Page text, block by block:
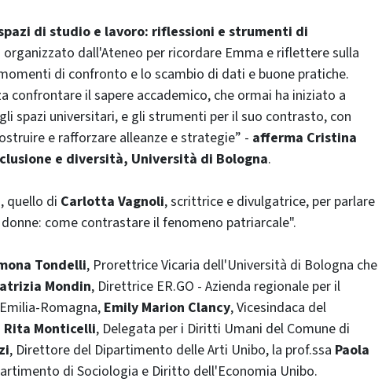
di studio e lavoro: riflessioni e strumenti di
dall'Ateneo per ricordare Emma e riflettere sulla
di confronto e lo scambio di dati e buone pratiche.
confrontare il sapere accademico, che ormai ha iniziato a
spazi universitari, e gli strumenti per il suo contrasto, con
e rafforzare alleanze e strategie” - afferma Cristina
e diversità, Università di Bologna.
quello di Carlotta Vagnoli, scrittrice e divulgatrice, per parlare
come contrastare il fenomeno patriarcale".
Tondelli, Prorettrice Vicaria dell'Università di Bologna che
Mondin, Direttrice ER.GO - Azienda regionale per il
Romagna, Emily Marion Clancy, Vicesindaca del
Rita Monticelli, Delegata per i Diritti Umani del Comune di
, Direttore del Dipartimento delle Arti Unibo, la prof.ssa Paola
di Sociologia e Diritto dell'Economia Unibo.